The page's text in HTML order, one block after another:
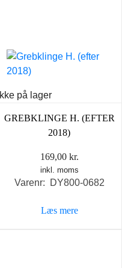
Ikke på lager
GREBKLINGE H. (EFTER
2018)
169,00 kr.
inkl. moms
Varenr: DY800-0682
Læs mere